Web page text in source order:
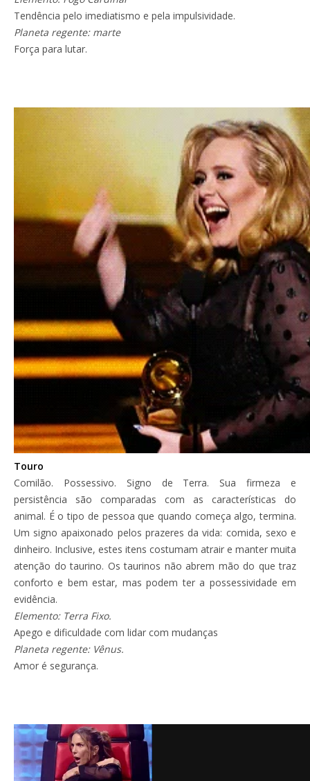
Tendência pelo imediatismo e pela impulsividade.
Planeta regente: marte
Força para lutar.
Touro
Comilão. Possessivo. Signo de Terra. Sua firmeza e
persistência são comparadas com as características do
animal. É o tipo de pessoa que quando começa algo, termina.
Um signo apaixonado pelos prazeres da vida: comida, sexo e
dinheiro. Inclusive, estes itens costumam atrair e manter muita
atenção do taurino. Os taurinos não abrem mão do que traz
conforto e bem estar, mas podem ter a possessividade em
evidência.
Elemento: Terra Fixo.
Apego e dificuldade com lidar com mudanças
Planeta regente: Vênus.
Amor é segurança.